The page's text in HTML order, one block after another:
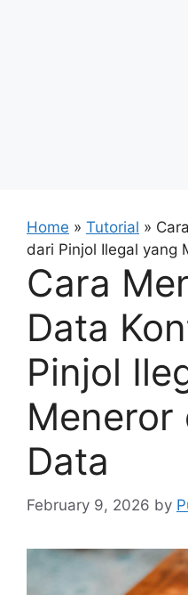
Home » Tutorial »
dari Pinjol Ilegal yang
Cara
Data
Pinjol
Meneror
Data
February 9, 2026 by